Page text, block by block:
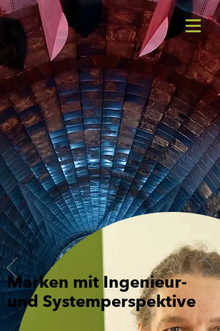
Marken mit Ingenieur-
und Systemperspektive